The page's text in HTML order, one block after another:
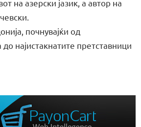
на азерски јазик, а автор на
почнувајќи од
најистакнатите претставници